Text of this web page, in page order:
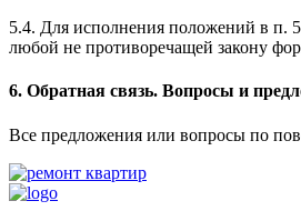
5.4. Для исполнения положений в п.
любой не противоречащей закону
6. Обратная связь. Вопросы и
Все предложения или вопросы по